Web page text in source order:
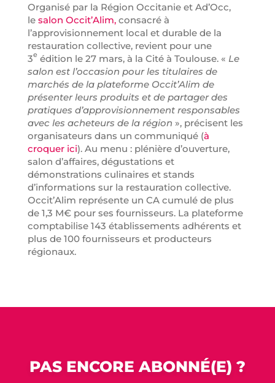
Organisé par la Région Occitanie et Ad’Occ,
le salon Occit’Alim,consacré à
l’approvisionnement local et durable de la
restauration collective, revient pour une
3eédition le 27 mars, à la Cité à Toulouse. « Le
salon est l’occasion pour les titulaires de
marchés de la plateforme Occit’Alim de
présenter leurs produits et de partager des
pratiques d’approvisionnement responsables
avec les acheteurs de la région », précisent les
organisateurs dans un communiqué (à
croquer ici). Au menu : plénière d’ouverture,
salon d’affaires, dégustations et
démonstrations culinaires et stands
d’informations sur la restauration collective.
Occit’Alim représente un CA cumulé de plus
de 1,3 M€ pour ses fournisseurs. La plateforme
comptabilise 143 établissements adhérents et
plus de 100 fournisseurs et producteurs
régionaux.
PAS ENCORE ABONNÉ(E) ?